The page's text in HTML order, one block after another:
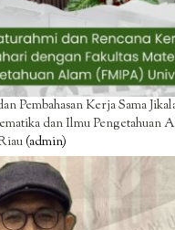
Pembahasan Kerja Sama
dan Ilmu Pengetahuan
(admin)